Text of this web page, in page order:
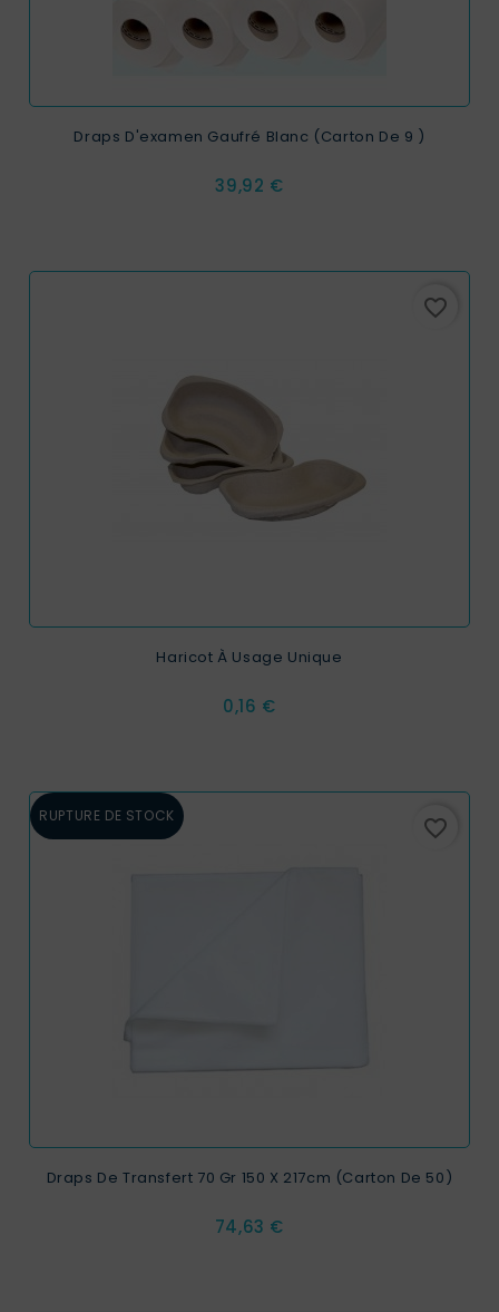
Draps D'examen Gaufré Blanc (carton De 9 )
Prix
39,92 €
favorite_border
Haricot À Usage Unique
Prix
0,16 €
RUPTURE DE STOCK favorite_border
Draps De Transfert 70 Gr 150 X 217cm (carton De 50)
Prix
74,63 €